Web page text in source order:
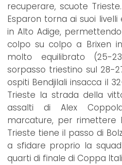
recuperare, scuote
Esparon torna ai suoi livelli
in Alto Adige,
colpo su colpo a Brixen
molto equilibrato (25-
sorpasso triestino sul 28-
ospiti Bendjilali insacca il
Trieste la strada della
assalti di Alex
marcature, per rimettere
Trieste tiene il passo di
a sfidare proprio la
quarti di finale di Coppa